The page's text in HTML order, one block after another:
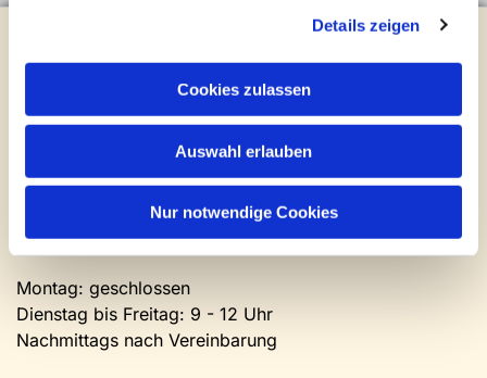
Details zeigen
Cookies zulassen
Auswahl erlauben
Nur notwendige Cookies
Evangelische Kirchengemeinde Steinhagen
Brockhagener Straße 28 | 33803 Steinhagen
0 52 04 / 36 28
Mail:gemeindeamt@kirche-steinhagen.de
Newsletter abonnieren
Kontakt und Öffnungszeiten
Gemeinde- und Friedhofsamt
Montag: geschlossen
Dienstag bis Freitag: 9 - 12 Uhr
Nachmittags nach Vereinbarung